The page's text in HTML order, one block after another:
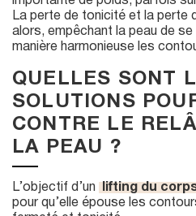
La perte de tonicité et la perte
alors, empêchant la peau de
manière harmonieuse les
QUELLES SONT
SOLUTIONS
CONTRE LE
LA PEAU ?
L’objectif d’un lifting du
pour qu’elle épouse les